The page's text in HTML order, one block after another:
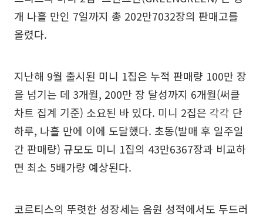
개 나흘 만인 7일까지 총 202만7032장의 판매고를
올렸다.
지난해 9월 출시된 미니 1집은 누적 판매량 100만 장
을 넘기는 데 3개월, 200만 장 달성까지 6개월(써클
차트 집계 기준) 소요된 바 있다. 미니 2집은 각각 단
하루, 나흘 만에 이에 도달했다. 초동(발매 후 일주일
간 판매량) 규모도 미니 1집의 43만6367장과 비교하
면 최소 5배가량 예상된다.
코르티스의 뚜렷한 성장세는 음원 성적에서도 두드러